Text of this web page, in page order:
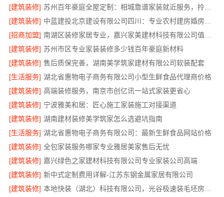
[建筑装修]
[建筑装修]
[招商加盟]
[建筑装修] 苏州市区专业家装装修多少钱百年豪庭新材料
[建筑装修] 售后质保完善，湖南美学筑家建材有限公司软装配套
[生活服务] 湖北省惠物电子商务有限公司小型生鲜食品代理商价格
[建筑装修] 高端装修服务，南京市创亿讯一站式家装更省心
[建筑装修] 宁波雅美和居：匠心施工家装施工对接渠道
[建筑装修] 湖南建材装修美学筑家怎么选避坑指南
[生活服务] 湖北省惠物电子商务有限公司：最新生鲜食品网站价格
[建筑装修] 全包家装服务哪家专业雅居美家售后无忧
[建筑装修] 嘉兴绿色之家建材科技有限公司专业家装公司高端
[建筑装修] 新中式定制费用详解-江苏东钢金属家居有限公司
[建筑装修]